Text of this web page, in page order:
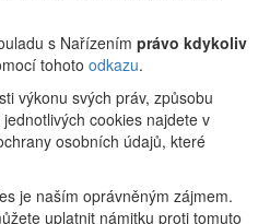
s Nařízením právo kdykoliv
tohoto odkazu.
výkonu svých práv, způsobu
cookies najdete v
osobních údajů, které
je naším oprávněným zájmem.
uplatnit námitku proti tomuto